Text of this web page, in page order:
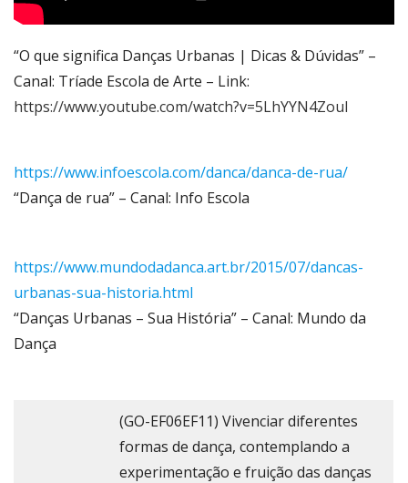
“O que significa Danças Urbanas | Dicas & Dúvidas” –
Canal: Tríade Escola de Arte – Link:
https://www.youtube.com/watch?v=5LhYYN4ZouI
https://www.infoescola.com/danca/danca-de-rua/
“Dança de rua” – Canal: Info Escola
https://www.mundodadanca.art.br/2015/07/dancas-
urbanas-sua-historia.html
“Danças Urbanas – Sua História” – Canal: Mundo da
Dança
(GO-EF06EF11) Vivenciar diferentes
formas de dança, contemplando a
experimentação e fruição das danças